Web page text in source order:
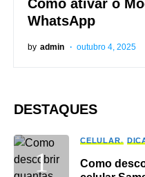
Como ativar o
WhatsApp
by admin outubro 4, 2025
DESTAQUES
CELULAR
Como